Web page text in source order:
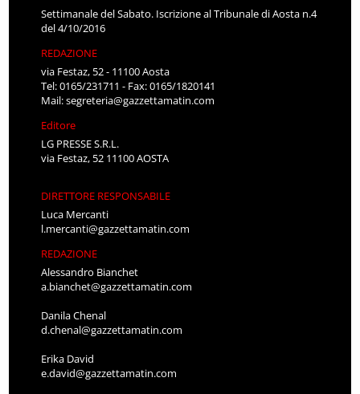
Settimanale del Sabato. Iscrizione al Tribunale di Aosta n.4
del 4/10/2016
REDAZIONE
via Festaz, 52 - 11100 Aosta
Tel: 0165/231711 - Fax: 0165/1820141
Mail:segreteria@gazzettamatin.com
Editore
LG PRESSE S.R.L.
via Festaz, 52 11100 AOSTA
DIRETTORE RESPONSABILE
Luca Mercanti
l.mercanti@gazzettamatin.com
REDAZIONE
Alessandro Bianchet
a.bianchet@gazzettamatin.com
Danila Chenal
d.chenal@gazzettamatin.com
Erika David
e.david@gazzettamatin.com